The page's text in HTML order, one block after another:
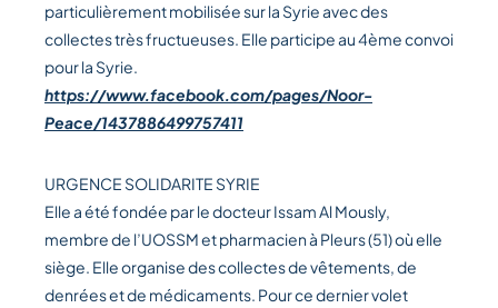
particulièrement mobilisée sur la Syrie avec des
collectes très fructueuses. Elle participe au 4ème convoi
pour la Syrie.
https://www.facebook.com/pages/Noor-
Peace/1437886499757411
URGENCE SOLIDARITE SYRIE
Elle a été fondée par le docteur Issam Al Mously,
membre de l’UOSSM et pharmacien à Pleurs (51) où elle
siège. Elle organise des collectes de vêtements, de
denrées et de médicaments. Pour ce dernier volet